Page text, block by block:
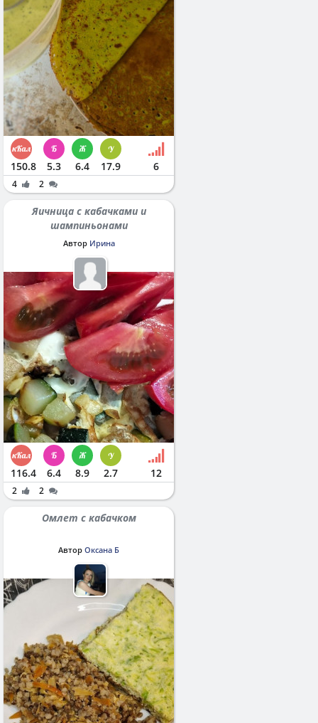
150.8 5.3 6.4 17.9 6
4 2
Яичница с кабачками и
шампиньонами
Автор Ирина
116.4 6.4 8.9 2.7 12
2 2
Омлет с кабачком
Автор Оксана Б